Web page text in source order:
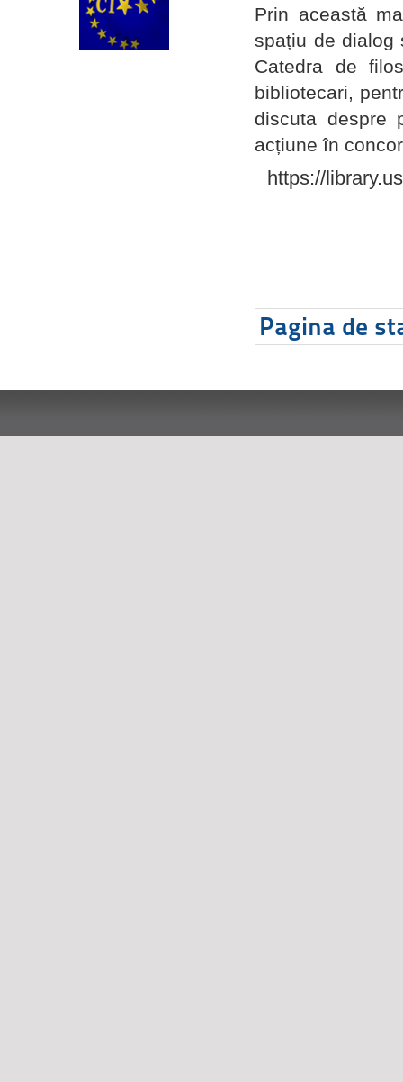
Prin această
spațiu de dialog
Catedra de
bibliotecari,
discuta despre
acțiune în
https://
Pagina de